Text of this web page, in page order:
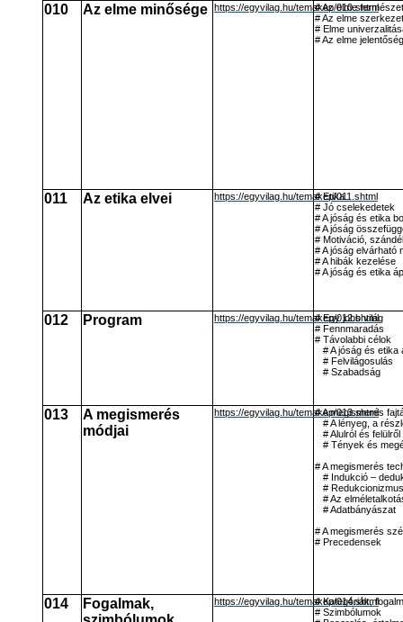
010 Az elme minősége https://egyvilag.hu/temakep/010.shtml
# Az elme
# Az elme
# Elme
# Az elme
011 Az etika elvei https://egyvilag.hu/temakep/011.shtml
# Etika
# Jó cselekedetek
# A jóság és etika
# A jóság
# Motiváció,
# A jóság elvárható
# A hibák kezelése
# A jóság és etika
012 Program https://egyvilag.hu/temakep/012.shtml
# Egy jobb világ
# Fennmaradás
# Távolabbi célok
# A jóság és etika
# Felvilágosulás
# Szabadság
013
A megismerés
módjai
https://egyvilag.hu/temakep/013.shtml
# A megismerés
# A lényeg, a
# Alulról és
# Tények és
# A megismerés
# Indukció –
# Redukcionizmus
# Az
# Adatbányászat
# A megismerés
# Precedensek
014
Fogalmak,
https://egyvilag.hu/temakep/014.shtml
# Kategóriák,
# Szimbólumok